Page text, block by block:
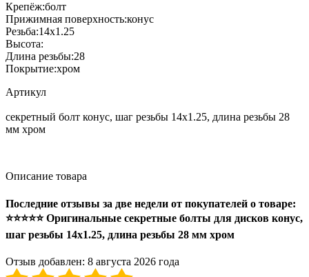
Крепёж:болт
Прижимная поверхность:конус
Резьба:14x1.25
Высота:
Длина резьбы:28
Покрытие:хром
Артикул
секретный болт конус, шаг резьбы 14x1.25, длина резьбы 28
мм хром
Описание товара
Последние отзывы за две недели от покупателей о товаре:
⭐⭐⭐⭐⭐ Оригинальные секретные болты для дисков конус,
шаг резьбы 14x1.25, длина резьбы 28 мм хром
Отзыв добавлен: 8 августа 2026 года